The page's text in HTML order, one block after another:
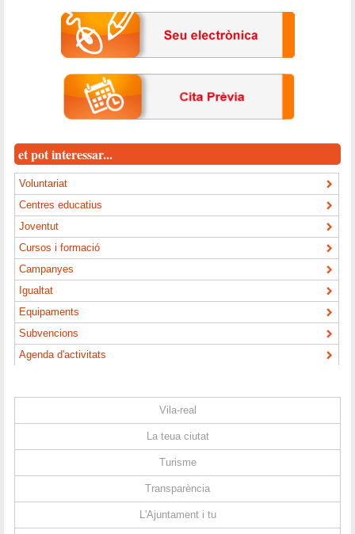
et pot interessar...
Voluntariat
Centres educatius
Joventut
Cursos i formació
Campanyes
Igualtat
Equipaments
Subvencions
Agenda d'activitats
Vila-real
La teua ciutat
Turisme
Transparència
L'Ajuntament i tu